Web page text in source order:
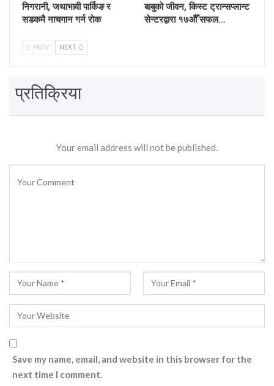
निगरानी, जथाभावी पार्किङ र
सडकमै नाचगान गर्न रोक
बाबुको जीवन, किस्ट ट्रान्सप्लान्ट
सेन्टरद्वारा १७औँ सफल…
PREV NEXT
प्रतिक्रिया
Your email address will not be published.
Save my name, email, and website in this browser for the
next time I comment.